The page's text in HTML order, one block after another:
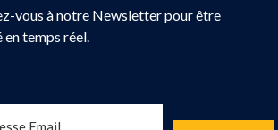
vous à notre Newsletter pour être
en temps réel.